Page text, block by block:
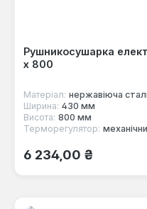
Рушникосушарка
х 800
Матеріал: нержавіюча
Ширина: 430 мм
Висота: 800 мм
Терморегулятор:
Звичайна ціна:
6 234,00 ₴